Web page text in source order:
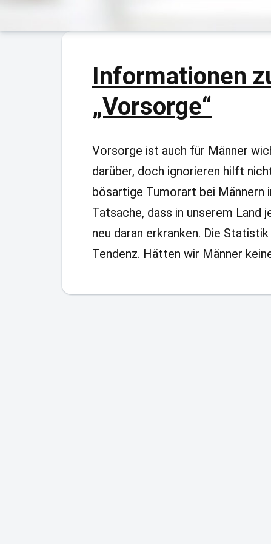
Informationen
„Vorsorge“
Vorsorge ist auch für Männer
darüber, doch ignorieren hilft
bösartige Tumorart bei Männern
Tatsache, dass in unserem Land
neu daran erkranken. Die
Tendenz. Hätten wir Männer